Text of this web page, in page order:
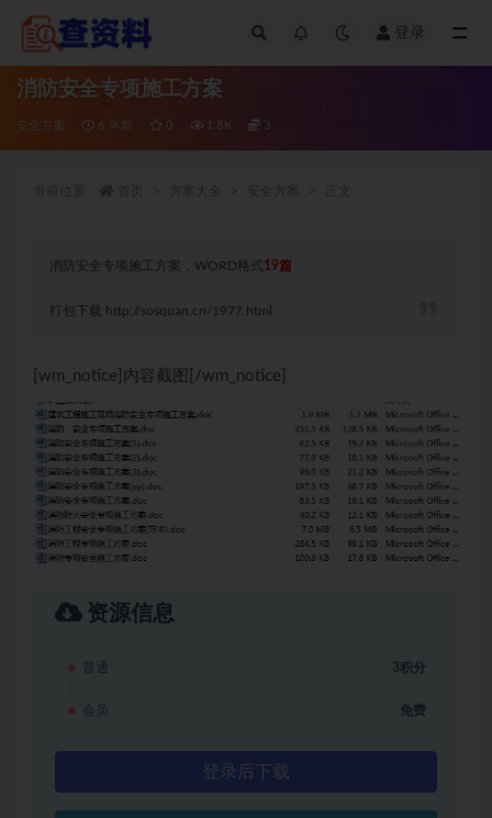
登录
消防安全专项施工方案
安全方案 6 年前 0 1.8K 3
消防安全专项施工方案，WORD格式 19篇
打包下载 http://sosquan.cn/1977.html
[wm_notice]内容截图[/wm_notice]
资源信息
普通 3积分
会员 免费
登录后下载